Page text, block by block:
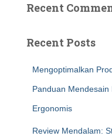
Recent
Recent Posts
Mengoptimalkan
Panduan
Ergonomis
Review Mendalam: